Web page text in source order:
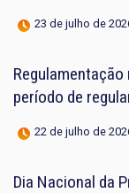
23 de julho de
período de
22 de julho de
Dia Nacional da